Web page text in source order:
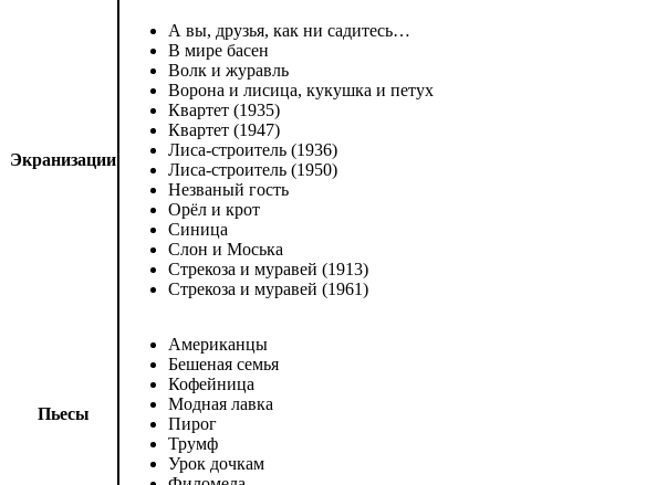
Экранизации
А вы, друзья, как ни садитесь…
В мире басен
Волк и журавль
Ворона и лисица, кукушка и петух
Квартет (1935)
Квартет (1947)
Лиса-строитель (1936)
Лиса-строитель (1950)
Незваный гость
Орёл и крот
Синица
Слон и Моська
Стрекоза и муравей (1913)
Стрекоза и муравей (1961)
Пьесы
Американцы
Бешеная семья
Кофейница
Модная лавка
Пирог
Трумф
Урок дочкам